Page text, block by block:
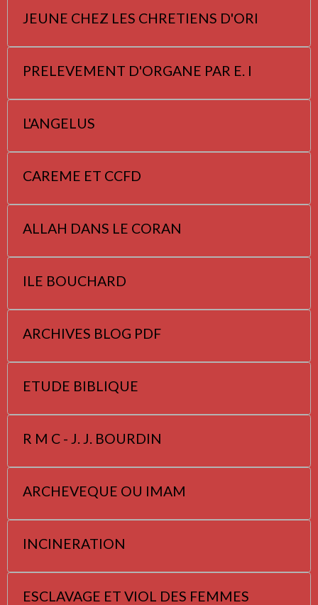
JEUNE CHEZ LES CHRETIENS D'ORI
PRELEVEMENT D'ORGANE PAR E. I
L'ANGELUS
CAREME ET CCFD
ALLAH DANS LE CORAN
ILE BOUCHARD
ARCHIVES BLOG PDF
ETUDE BIBLIQUE
R M C - J. J. BOURDIN
ARCHEVEQUE OU IMAM
INCINERATION
ESCLAVAGE ET VIOL DES FEMMES